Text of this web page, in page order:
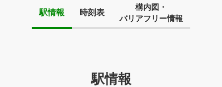
駅情報 時刻表
構内図・
バリアフリー情報
駅情報